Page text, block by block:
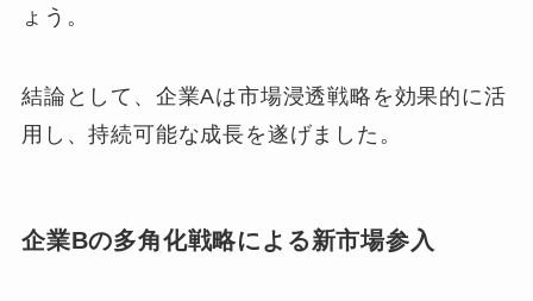
ょう。
結論として、企業Aは市場浸透戦略を効果的に活
用し、持続可能な成長を遂げました。
企業Bの多角化戦略による新市場参入